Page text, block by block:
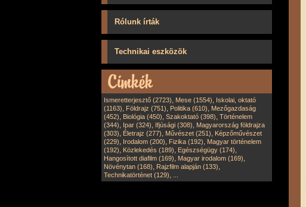
Rólunk írták
Technikai eszközök
Ismeretterjesztő (2723), Mese (1554), Iskolai, oktató
(1163), Földrajz (751), Politika (610), Mezőgazdaság
(452), Biológia (450), Szakoktató (398), Történelem
(344), Ipar (324), Ifjúsági (308), Magyarország földrajza
(303), Életrajz (277), Művészet (251), Képzőművészet
(229), Irodalom (200), Fizika (192), Magyar történelem
(192), Közlekedés (189), Egészségügy (174),
Hangosított diafilm (169), Magyar irodalom (169),
Növénytan (168), Rajzfilm alapján (133),
Technikatörténet (129),